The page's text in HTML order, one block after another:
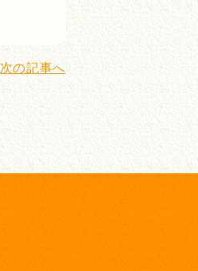
次の記事へ